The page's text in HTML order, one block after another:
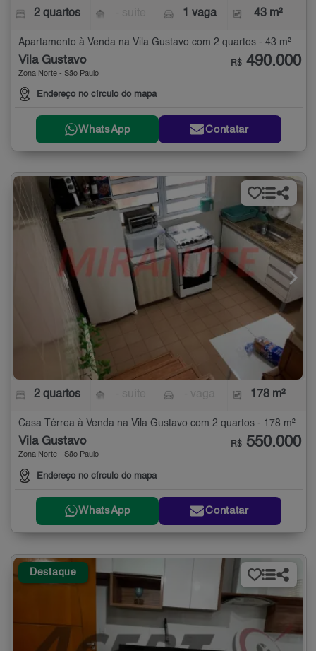
2 quartos 1 vaga 43 m²
Apartamento à Venda na Vila Gustavo com 2 quartos - 43 m²
Vila Gustavo
Zona Norte - São Paulo
Endereço no círculo do mapa
R$ 490.000
WhatsApp Contatar
2 quartos 178 m²
Casa Térrea à Venda na Vila Gustavo com 2 quartos - 178 m²
Vila Gustavo
Zona Norte - São Paulo
Endereço no círculo do mapa
R$ 550.000
WhatsApp Contatar
Destaque